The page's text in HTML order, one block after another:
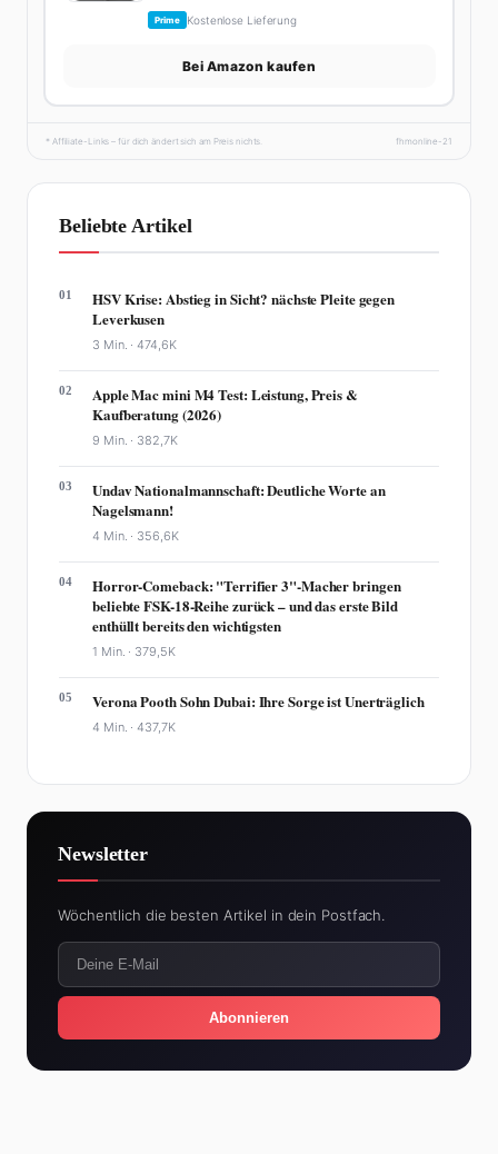
Prime Kostenlose Lieferung
Bei Amazon kaufen
* Affiliate-Links – für dich ändert sich am Preis nichts. fhmonline-21
Beliebte Artikel
01
HSV Krise: Abstieg in Sicht? nächste Pleite gegen
Leverkusen
3 Min. ·474,6K
02
Apple Mac mini M4 Test: Leistung, Preis &
Kaufberatung (2026)
9 Min. · 382,7K
03
Undav Nationalmannschaft: Deutliche Worte an
Nagelsmann!
4 Min. · 356,6K
04
Horror-Comeback: "Terrifier 3"-Macher bringen
beliebte FSK-18-Reihe zurück – und das erste Bild
enthüllt bereits den wichtigsten
1 Min. · 379,5K
05 Verona Pooth Sohn Dubai: Ihre Sorge ist Unerträglich
4 Min. ·437,7K
Newsletter
Wöchentlich die besten Artikel in dein Postfach.
Abonnieren